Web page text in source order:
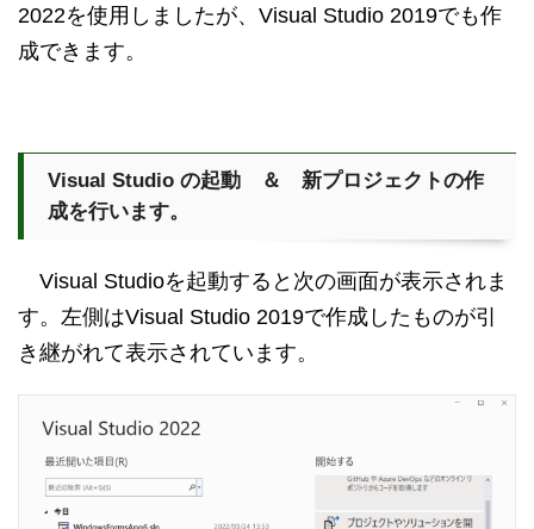
2022を使用しましたが、Visual Studio 2019でも作
成できます。
Visual Studio の起動 ＆ 新プロジェクトの作
成を行います。
Visual Studioを起動すると次の画面が表示されま
す。左側はVisual Studio 2019で作成したものが引
き継がれて表示されています。